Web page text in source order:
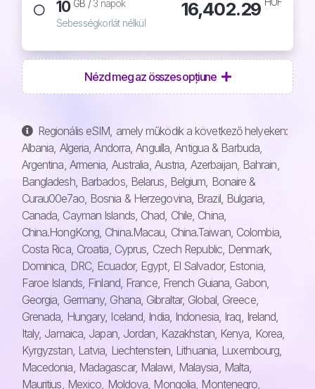
10 GB /3 napok
Sebességkorlát nélkül
16,402.29
Nézd meg az összes opțiune
Regionális eSIM, amely működik a következő helyeken:
Albania, Algeria, Andorra, Anguilla, Antigua & Barbuda,
Argentina, Armenia, Australia, Austria, Azerbaijan, Bahrain,
Bangladesh, Barbados, Belarus, Belgium, Bonaire &
Curau00e7ao, Bosnia & Herzegovina, Brazil, Bulgaria,
Canada, Cayman Islands, Chad, Chile, China,
China.HongKong, China.Macau, China.Taiwan, Colombia,
Costa Rica, Croatia, Cyprus, Czech Republic, Denmark,
Dominica, DRC, Ecuador, Egypt, El Salvador, Estonia,
Faroe Islands, Finland, France, French Guiana, Gabon,
Georgia, Germany, Ghana, Gibraltar, Global, Greece,
Grenada, Hungary, Iceland, India, Indonesia, Iraq, Ireland,
Italy, Jamaica, Japan, Jordan, Kazakhstan, Kenya, Korea,
Kyrgyzstan, Latvia, Liechtenstein, Lithuania, Luxembourg,
Macedonia, Madagascar, Malawi, Malaysia, Malta,
Mauritius, Mexico, Moldova, Mongolia, Montenegro,